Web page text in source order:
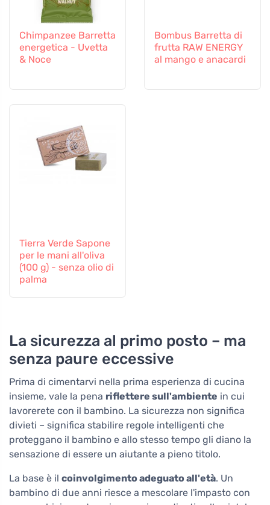
Chimpanzee Barretta
energetica - Uvetta
& Noce
Bombus Barretta di
frutta RAW ENERGY
al mango e anacardi
Tierra Verde Sapone
per le mani all'oliva
(100 g) - senza olio di
palma
La sicurezza al primo posto – ma
senza paure eccessive
Prima di cimentarvi nella prima esperienza di cucina
insieme, vale la pena riflettere sull'ambiente in cui
lavorerete con il bambino. La sicurezza non significa
divieti – significa stabilire regole intelligenti che
proteggano il bambino e allo stesso tempo gli diano la
sensazione di essere un aiutante a pieno titolo.
La base è il coinvolgimento adeguato all'età. Un
bambino di due anni riesce a mescolare l'impasto con